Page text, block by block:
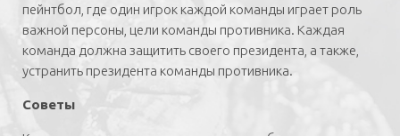
пейнтбол, где один игрок каждой команды играет роль
важной персоны, цели команды противника. Каждая
команда должна защитить своего президента, а также,
устранить президента команды противника.
Советы